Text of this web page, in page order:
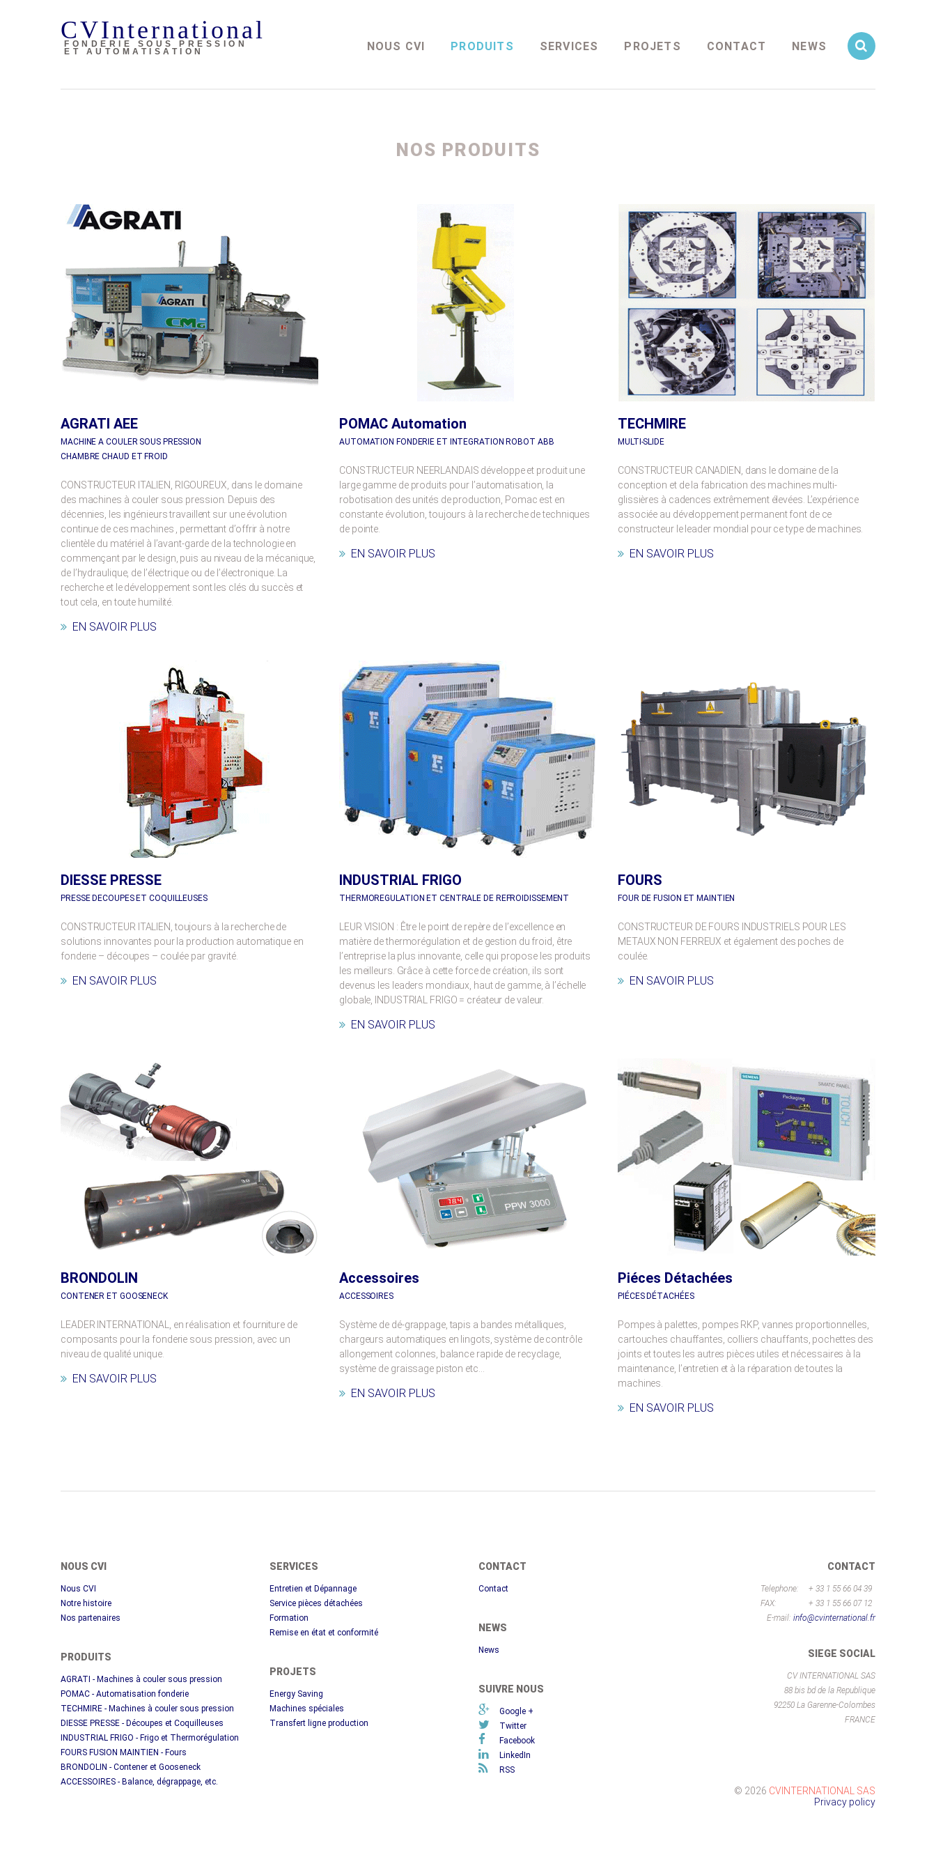
CVInternational
FONDERIE SOUS PRESSION
ET AUTOMATISATION NOUS CVI PRODUITS SERVICES PROJETS CONTACT NEWS
NOS PRODUITS
AGRATI AEE
MACHINE A COULER SOUS PRESSION
CHAMBRE CHAUD ET FROID
CONSTRUCTEUR ITALIEN, RIGOUREUX, dans le domaine
des machines à couler sous pression. Depuis des
décennies, les ingénieurs travaillent sur une évolution
continue de ces machines , permettant d’offrir à notre
clientèle du matériel à l’avant-garde de la technologie en
commençant par le design, puis au niveau de la mécanique,
de l’hydraulique, de l’électrique ou de l’électronique. La
recherche et le développement sont les clés du succès et
tout cela, en toute humilité.
EN SAVOIR PLUS
POMAC Automation
AUTOMATION FONDERIE ET INTEGRATION ROBOT ABB
CONSTRUCTEUR NEERLANDAIS développe et produit une
large gamme de produits pour l’automatisation, la
robotisation des unités de production, Pomac est en
constante évolution, toujours à la recherche de techniques
de pointe.
EN SAVOIR PLUS
TECHMIRE
MULTI-SLIDE
CONSTRUCTEUR CANADIEN, dans le domaine de la
conception et de la fabrication des machines multi-
glissières à cadences extrêmement élevées. L’expérience
associée au développement permanent font de ce
constructeur le leader mondial pour ce type de machines.
EN SAVOIR PLUS
DIESSE PRESSE
PRESSE DECOUPES ET COQUILLEUSES
CONSTRUCTEUR ITALIEN, toujours à la recherche de
solutions innovantes pour la production automatique en
fonderie – découpes – coulée par gravité.
EN SAVOIR PLUS
INDUSTRIAL FRIGO
THERMOREGULATION ET CENTRALE DE REFROIDISSEMENT
LEUR VISION : Être le point de repère de l’excellence en
matière de thermorégulation et de gestion du froid, être
l’entreprise la plus innovante, celle qui propose les produits
les meilleurs. Grâce à cette force de création, ils sont
devenus les leaders mondiaux, haut de gamme, à l’échelle
globale, INDUSTRIAL FRIGO = créateur de valeur.
EN SAVOIR PLUS
FOURS
FOUR DE FUSION ET MAINTIEN
CONSTRUCTEUR DE FOURS INDUSTRIELS POUR LES
METAUX NON FERREUX et également des poches de
coulée.
EN SAVOIR PLUS
BRONDOLIN
CONTENER ET GOOSENECK
LEADER INTERNATIONAL, en réalisation et fourniture de
composants pour la fonderie sous pression, avec un
niveau de qualité unique.
EN SAVOIR PLUS
Accessoires
ACCESSOIRES
Système de dé-grappage, tapis a bandes métalliques,
chargeurs automatiques en lingots, système de contrôle
allongement colonnes, balance rapide de recyclage,
système de graissage piston etc…
EN SAVOIR PLUS
Piéces Détachées
PIÉCES DÉTACHÉES
Pompes à palettes, pompes RKP, vannes proportionnelles,
cartouches chauffantes, colliers chauffants, pochettes des
joints et toutes les autres pièces utiles et nécessaires à la
maintenance, l’entretien et à la réparation de toutes la
machines.
EN SAVOIR PLUS
NOUS CVI
Nous CVI
Notre histoire
Nos partenaires
PRODUITS
AGRATI - Machines à couler sous pression
POMAC - Automatisation fonderie
TECHMIRE - Machines à couler sous pression
DIESSE PRESSE - Découpes et Coquilleuses
INDUSTRIAL FRIGO - Frigo et Thermorégulation
FOURS FUSION MAINTIEN - Fours
BRONDOLIN - Contener et Gooseneck
ACCESSOIRES - Balance, dégrappage, etc.
SERVICES
Entretien et Dépannage
Service pièces détachées
Formation
Remise en état et conformité
PROJETS
Energy Saving
Machines spéciales
Transfert ligne production
CONTACT
Contact
NEWS
News
SUIVRE NOUS
Google +
Twitter
Facebook
LinkedIn
RSS
CONTACT
Telephone:
+ 33 1 55 66 04 39
FAX:
+ 33 1 55 66 07 12
E-mail: info@cvinternational.fr
SIEGE SOCIAL
CV INTERNATIONAL SAS
88 bis bd de la Republique
92250 La Garenne-Colombes
FRANCE
© 2026 CVINTERNATIONAL SAS
Privacy policy